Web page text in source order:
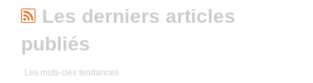
Les derniers articles
publiés
Les mots-clés tendances